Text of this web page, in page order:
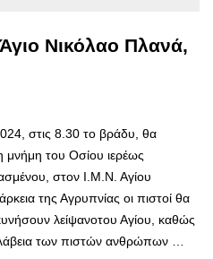
Νικόλαο Πλανά,
στις 8.30 το βράδυ, θα
μνήμη του Οσίου ιερέως
στον Ι.Μ.Ν. Αγίου
της Αγρυπνίας οι πιστοί θα
λείψανοτου Αγίου, καθώς
των πιστών ανθρώπων …